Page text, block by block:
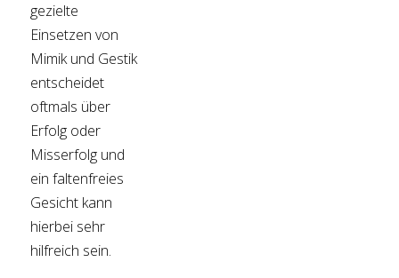
gezielte
Einsetzen von
Mimik und Gestik
entscheidet
oftmals über
Erfolg oder
Misserfolg und
ein faltenfreies
Gesicht kann
hierbei sehr
hilfreich sein.